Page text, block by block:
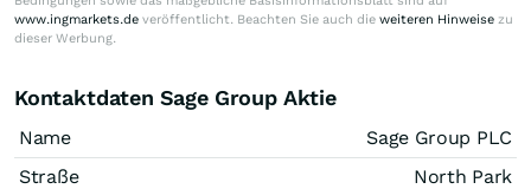
www.ingmarkets.de veröffentlicht. Beachten Sie auch die weiteren Hinweise zu
dieser Werbung.
Kontaktdaten Sage Group Aktie
Name
Sage Group PLC
Straße
North Park